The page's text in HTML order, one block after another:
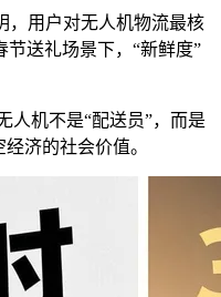
，用户对无人机物流最核
节送礼场景下，“新鲜度”
人机不是“配送员”，而是
济的社会价值。